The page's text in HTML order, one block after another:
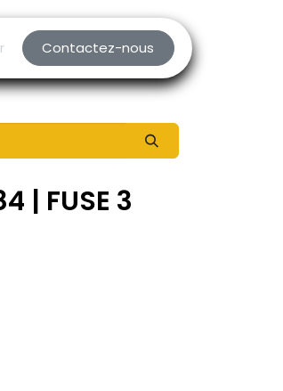
Contactez-nous
| FUSE 3